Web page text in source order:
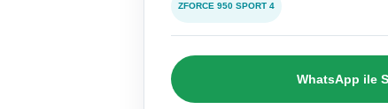
ZFORCE 950 SPORT 4
WhatsApp ile